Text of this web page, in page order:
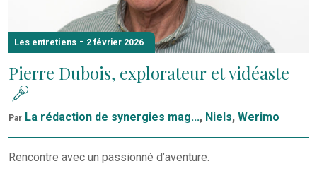
Les entretiens - 2 février 2026
Pierre Dubois, explorateur et vidéaste
Par La rédaction de synergies mag..., Niels, Werimo
Rencontre avec un passionné d’aventure.